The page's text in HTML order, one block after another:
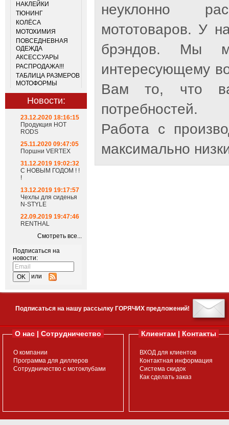
НАКЛЕЙКИ
ТЮНИНГ
КОЛЁСА
МОТОХИМИЯ
ПОВСЕДНЕВНАЯ
ОДЕЖДА
АКСЕССУАРЫ
РАСПРОДАЖА!!!
ТАБЛИЦА РАЗМЕРОВ
МОТОФОРМЫ
Новости:
23.12.2020 18:16:15
Продукция HOT
RODS
25.11.2020 09:47:05
Поршни VERTEX
31.12.2019 19:02:32
С НОВЫМ ГОДОМ ! !
!
13.12.2019 19:17:57
Чехлы для сиденья
N-STYLE
22.09.2019 19:47:46
RENTHAL
Смотреть все...
Подписаться на
новости:
или
неуклонно
мототоваров. У
брэндов. Мы
интересующему
Вам то, что
потребностей.
Работа с
максимально
Подписаться на нашу рассылку ГОРЯЧИХ предложений!
О нас | Сотрудничество
О компании
Программа для диллеров
Сотрудничество с мотоклубами
Клиентам | Контакты
ВХОД для клиентов
Контактная информация
Система скидок
Как сделать заказ